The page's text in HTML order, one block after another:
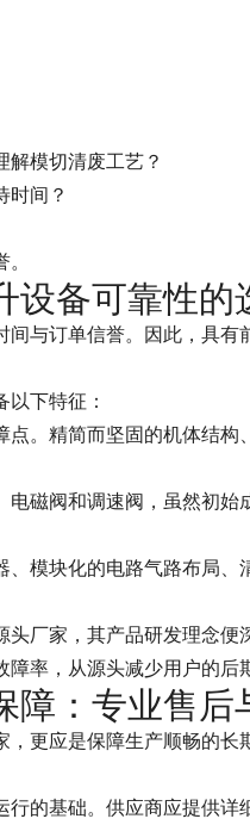
解模切清废工艺？
时间？
设备可靠性的
与订单信誉。因此，具有
下特征：
点。精简而坚固的机体结
电磁阀和调速阀，虽然初
、模块化的电路气路布局
头厂家，其产品研发理念
率，从源头减少用户的后
障：专业售后
更应是保障生产顺畅的
行的基础。供应商应提供